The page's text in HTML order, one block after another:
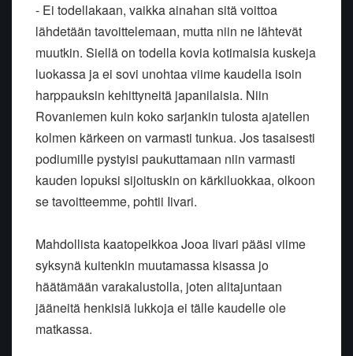
- Ei todellakaan, vaikka ainahan sitä voittoa
lähdetään tavoittelemaan, mutta niin ne lähtevät
muutkin. Siellä on todella kovia kotimaisia kuskeja
luokassa ja ei sovi unohtaa viime kaudella isoin
harppauksin kehittyneitä japanilaisia. Niin
Rovaniemen kuin koko sarjankin tulosta ajatellen
kolmen kärkeen on varmasti tunkua. Jos tasaisesti
podiumille pystyisi paukuttamaan niin varmasti
kauden lopuksi sijoituskin on kärkiluokkaa, olkoon
se tavoitteemme, pohtii Iivari.
Mahdollista kaatopeikkoa Jooa Iivari pääsi viime
syksynä kuitenkin muutamassa kisassa jo
häätämään varakalustolla, joten alitajuntaan
jääneitä henkisiä lukkoja ei tälle kaudelle ole
matkassa.